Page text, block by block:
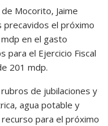
Mocorito, Jaime
precavidos el próximo
en el gasto
para el Ejercicio Fiscal
201 mdp.
de jubilaciones y
agua potable y
para el próximo